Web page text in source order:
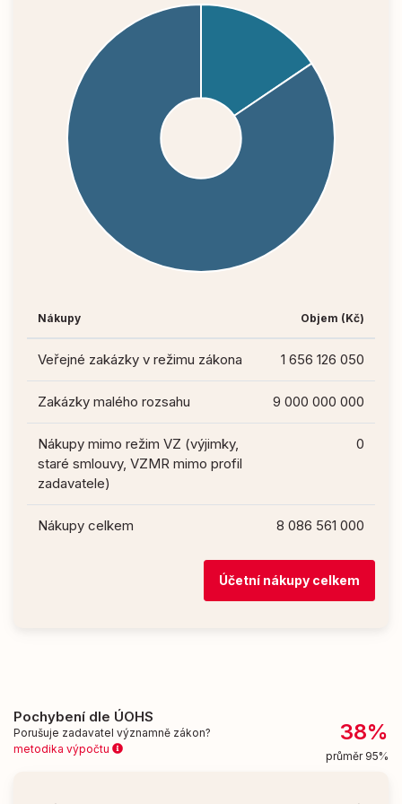
Nákupy Objem (Kč)
Veřejné zakázky v režimu zákona 1 656 126 050
Zakázky malého rozsahu 9 000 000 000
Nákupy mimo režim VZ (výjimky,
staré smlouvy, VZMR mimo profil
zadavatele)
0
Nákupy celkem 8 086 561 000
Účetní nákupy celkem
Pochybení dle ÚOHS
Porušuje zadavatel významně zákon?
metodika výpočtu
38%
průměr 95%